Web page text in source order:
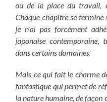
ou de la place du travail,
Chaque chapitre se
je n’ai pas forcément
japonaise contemporaine,
dans certains domaines.
Mais ce qui fait le charme
fantastique qui permet de
la nature humaine, de façon